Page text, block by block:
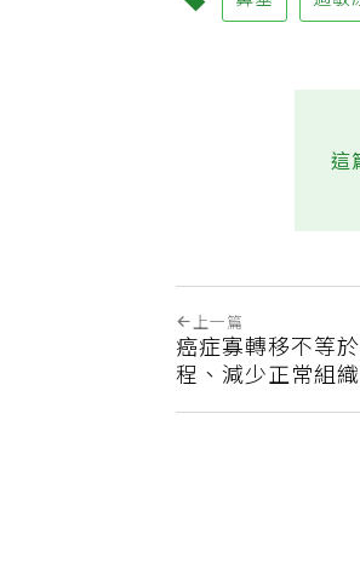
鼻塞 過敏
這
上一篇
癌症寡轉移不等
程、減少正常組